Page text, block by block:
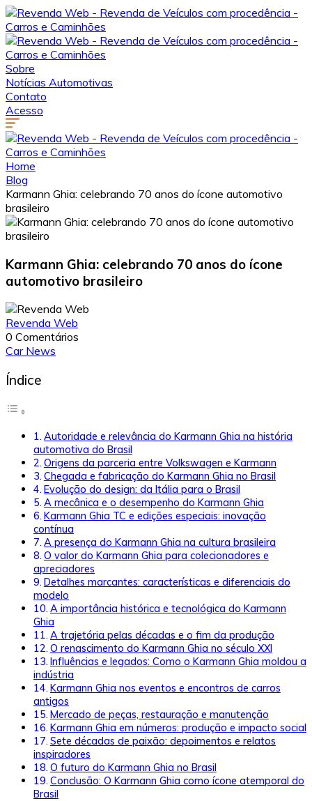
Sobre
Notícias Automotivas
Contato
Acesso
Home
Blog
Karmann Ghia: celebrando 70 anos do ícone automotivo
brasileiro
Karmann Ghia: celebrando 70 anos do ícone
automotivo brasileiro
Revenda Web
0 Comentários
Car News
Índice
Autoridade e relevância do Karmann Ghia na história
automotiva do Brasil
Origens da parceria entre Volkswagen e Karmann
Chegada e fabricação do Karmann Ghia no Brasil
Evolução do design: da Itália para o Brasil
A mecânica e o desempenho do Karmann Ghia
Karmann Ghia TC e edições especiais: inovação
contínua
A presença do Karmann Ghia na cultura brasileira
O valor do Karmann Ghia para colecionadores e
apreciadores
Detalhes marcantes: características e diferenciais do
modelo
A importância histórica e tecnológica do Karmann
Ghia
A trajetória pelas décadas e o fim da produção
O renascimento do Karmann Ghia no século XXI
Influências e legados: Como o Karmann Ghia moldou a
indústria
Karmann Ghia nos eventos e encontros de carros
antigos
Mercado de peças, restauração e manutenção
Karmann Ghia em números: produção e impacto social
Sete décadas de paixão: depoimentos e relatos
inspiradores
O futuro do Karmann Ghia no Brasil
Conclusão: O Karmann Ghia como ícone atemporal do
Brasil